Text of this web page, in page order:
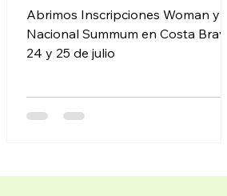
Abrimos Inscripciones Woman y
Nacional Summum en Costa Brava
24 y 25 de julio